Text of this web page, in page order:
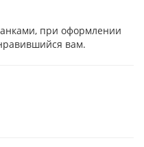
при оформлении
вам.